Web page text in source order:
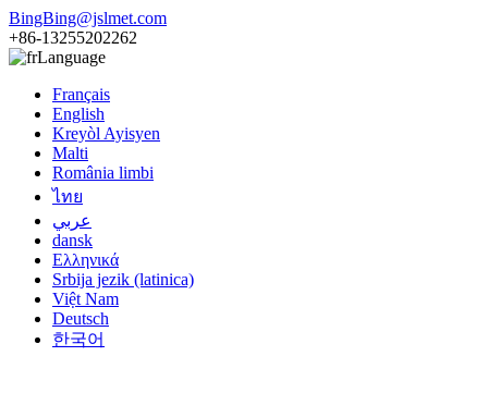
BingBing@jslmet.com
+86-13255202262
Language
Français
English
Kreyòl Ayisyen
Malti
România limbi
ไทย
عربي
dansk
Ελληνικά
Srbija jezik (latinica)
Việt Nam
Deutsch
한국어